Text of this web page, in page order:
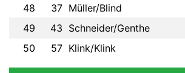
48
37 Müller/Blind
49
43 Schneider/Genthe
50
57 Klink/Klink